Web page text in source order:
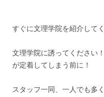
すぐに文理学院を紹介して
文理学院に誘ってください
が定着してしまう前に！
スタッフ一同、一人でも多